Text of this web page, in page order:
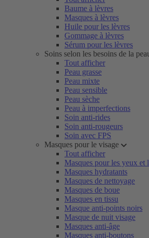
Baume à lèvres
Masques à lèvres
Huile pour les lèvres
Gommage à lèvres
Sérum pour les lèvres
Soins selon les besoins de la
Tout afficher
Peau grasse
Peau mixte
Peau sensible
Peau sèche
Peau à imperfections
Soin anti-rides
Soin anti-rougeurs
Soin avec FPS
Masques pour le visage
Tout afficher
Masques pour les yeux et
Masques hydratants
Masques de nettoyage
Masques de boue
Masques en tissu
Masque anti-points noirs
Masque de nuit visage
Masques anti-âge
Masques anti-boutons